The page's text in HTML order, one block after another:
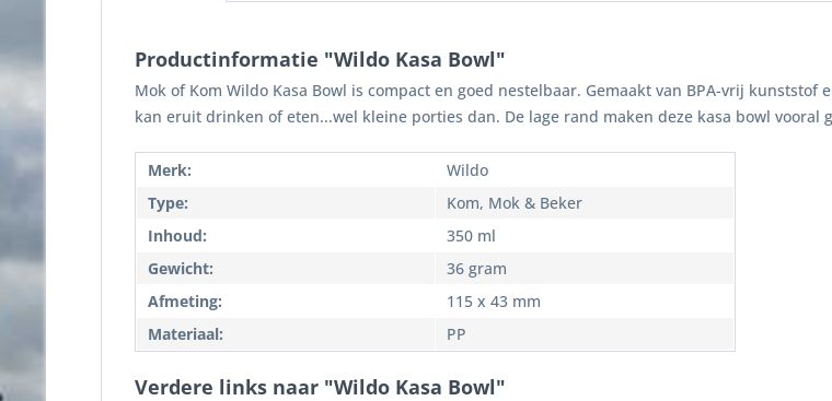
Productinformatie "Wildo Kasa Bowl"
Mok of Kom Wildo Kasa Bowl is compact en goed nestelbaar. Gemaakt van BPA-vrij
kan eruit drinken of eten...wel kleine porties dan. De lage rand maken deze kasa bowl vooral
Merk:
Wildo
Type:
Kom, Mok & Beker
Inhoud:
350 ml
Gewicht:
36 gram
Afmeting:
115 x 43 mm
Materiaal:
PP
Verdere links naar "Wildo Kasa Bowl"